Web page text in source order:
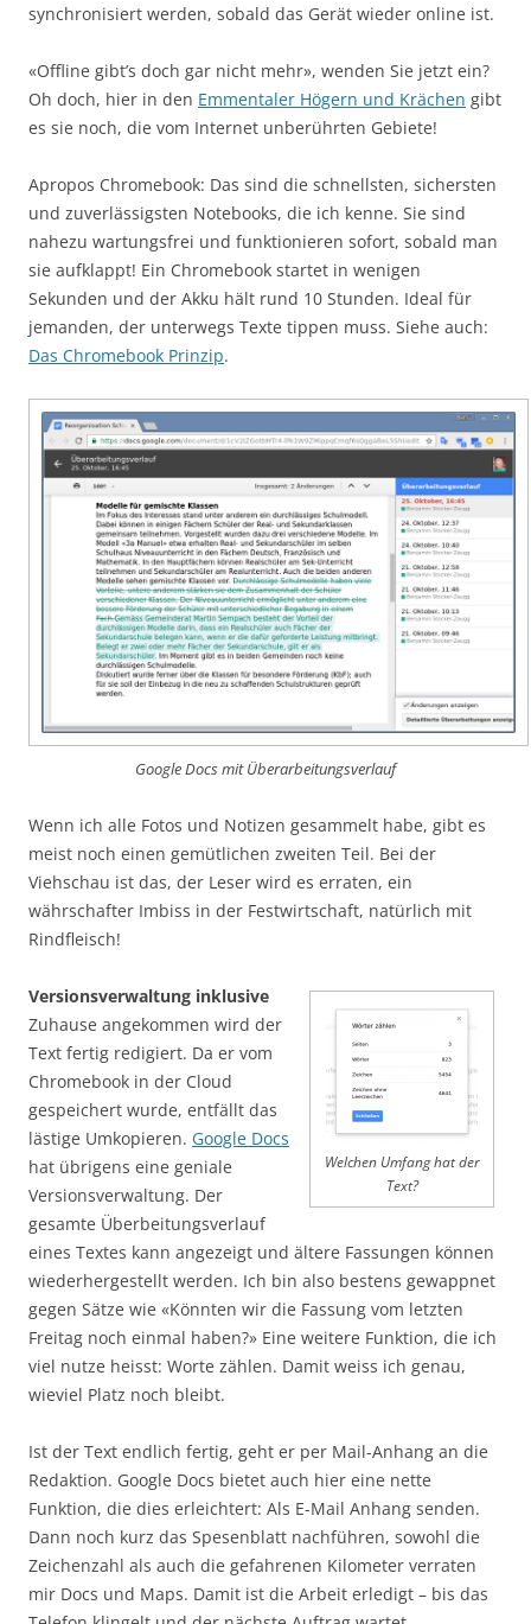
synchronisiert werden, sobald das Gerät wieder online ist.
«Offline gibt’s doch gar nicht mehr», wenden Sie jetzt ein?
Oh doch, hier in den Emmentaler Högern und Krächen gibt
es sie noch, die vom Internet unberührten Gebiete!
Apropos Chromebook: Das sind die schnellsten, sichersten
und zuverlässigsten Notebooks, die ich kenne. Sie sind
nahezu wartungsfrei und funktionieren sofort, sobald man
sie aufklappt! Ein Chromebook startet in wenigen
Sekunden und der Akku hält rund 10 Stunden. Ideal für
jemanden, der unterwegs Texte tippen muss. Siehe auch:
Das Chromebook Prinzip.
Google Docs mit Überarbeitungsverlauf
Wenn ich alle Fotos und Notizen gesammelt habe, gibt es
meist noch einen gemütlichen zweiten Teil. Bei der
Viehschau ist das, der Leser wird es erraten, ein
währschafter Imbiss in der Festwirtschaft, natürlich mit
Rindfleisch!
Welchen Umfang hat der
Text?
Versionsverwaltung inklusive
Zuhause angekommen wird der
Text fertig redigiert. Da er vom
Chromebook in der Cloud
gespeichert wurde, entfällt das
lästige Umkopieren. Google Docs
hat übrigens eine geniale
Versionsverwaltung. Der
gesamte Überbeitungsverlauf
eines Textes kann angezeigt und ältere Fassungen können
wiederhergestellt werden. Ich bin also bestens gewappnet
gegen Sätze wie «Könnten wir die Fassung vom letzten
Freitag noch einmal haben?» Eine weitere Funktion, die ich
viel nutze heisst: Worte zählen. Damit weiss ich genau,
wieviel Platz noch bleibt.
Ist der Text endlich fertig, geht er per Mail-Anhang an die
Redaktion. Google Docs bietet auch hier eine nette
Funktion, die dies erleichtert: Als E-Mail Anhang senden.
Dann noch kurz das Spesenblatt nachführen, sowohl die
Zeichenzahl als auch die gefahrenen Kilometer verraten
mir Docs und Maps. Damit ist die Arbeit erledigt – bis das